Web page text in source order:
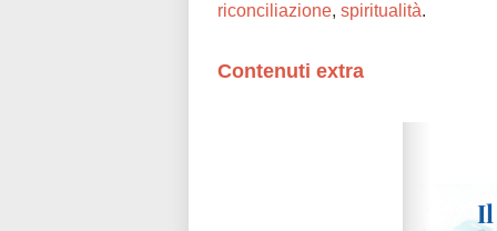
riconciliazione, spiritualità.
Contenuti extra